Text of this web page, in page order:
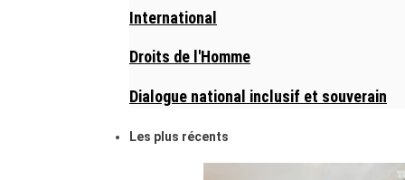
International
Droits de l'Homme
Dialogue national inclusif et souverain
Les plus récents